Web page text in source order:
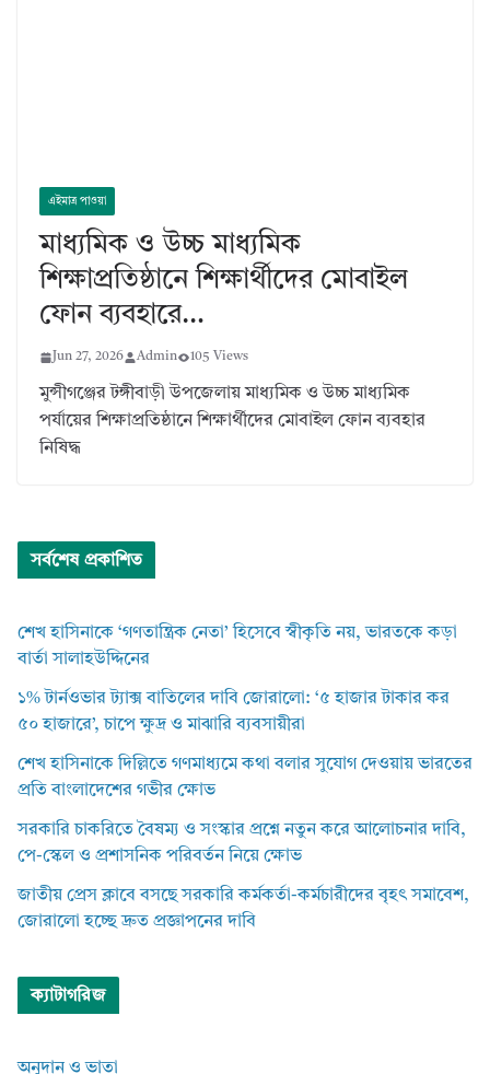
এইমাত্র পাওয়া
মাধ্যমিক ও উচ্চ মাধ্যমিক
শিক্ষাপ্রতিষ্ঠানে শিক্ষার্থীদের মোবাইল
ফোন ব্যবহারে…
Jun 27, 2026 Admin 105 Views
মুন্সীগঞ্জের টঙ্গীবাড়ী উপজেলায় মাধ্যমিক ও উচ্চ মাধ্যমিক
পর্যায়ের শিক্ষাপ্রতিষ্ঠানে শিক্ষার্থীদের মোবাইল ফোন ব্যবহার
নিষিদ্ধ
সর্বশেষ প্রকাশিত
শেখ হাসিনাকে ‘গণতান্ত্রিক নেতা’ হিসেবে স্বীকৃতি নয়, ভারতকে কড়া
বার্তা সালাহউদ্দিনের
১% টার্নওভার ট্যাক্স বাতিলের দাবি জোরালো: ‘৫ হাজার টাকার কর
৫০ হাজারে’, চাপে ক্ষুদ্র ও মাঝারি ব্যবসায়ীরা
শেখ হাসিনাকে দিল্লিতে গণমাধ্যমে কথা বলার সুযোগ দেওয়ায় ভারতের
প্রতি বাংলাদেশের গভীর ক্ষোভ
সরকারি চাকরিতে বৈষম্য ও সংস্কার প্রশ্নে নতুন করে আলোচনার দাবি,
পে-স্কেল ও প্রশাসনিক পরিবর্তন নিয়ে ক্ষোভ
জাতীয় প্রেস ক্লাবে বসছে সরকারি কর্মকর্তা-কর্মচারীদের বৃহৎ সমাবেশ,
জোরালো হচ্ছে দ্রুত প্রজ্ঞাপনের দাবি
ক্যাটাগরিজ
অনুদান ও ভাতা